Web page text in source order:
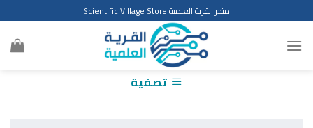
to
content
متجر القرية العلمية Scientific Village Store
تصفية